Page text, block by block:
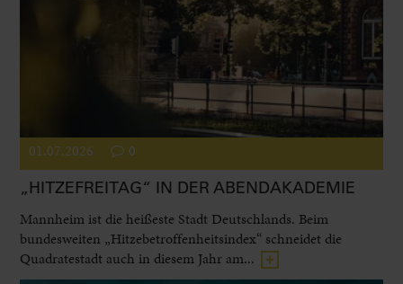
01.07.2026 0
„HITZEFREITAG“ IN DER ABENDAKADEMIE
Mannheim ist die heißeste Stadt Deutschlands. Beim
bundesweiten „Hitzebetroffenheitsindex“ schneidet die
Quadratestadt auch in diesem Jahr am...